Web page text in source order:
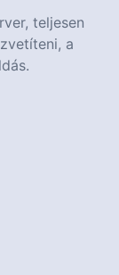
teljesen
a